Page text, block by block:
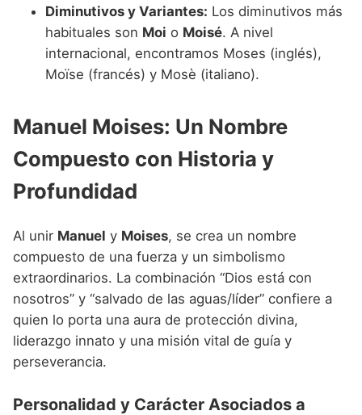
Diminutivos y Variantes: Los diminutivos más
habituales son Moi o Moisé. A nivel
internacional, encontramos Moses (inglés),
Moïse (francés) y Mosè (italiano).
Manuel Moises: Un Nombre
Compuesto con Historia y
Profundidad
Al unir Manuel y Moises, se crea un nombre
compuesto de una fuerza y un simbolismo
extraordinarios. La combinación “Dios está con
nosotros” y “salvado de las aguas/líder” confiere a
quien lo porta una aura de protección divina,
liderazgo innato y una misión vital de guía y
perseverancia.
Personalidad y Carácter Asociados a